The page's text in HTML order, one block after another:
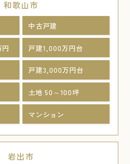
和歌山市
中古戸建
戸建1,000万円台
戸建3,000万円台
土地 50～100坪
マンション
岩出市